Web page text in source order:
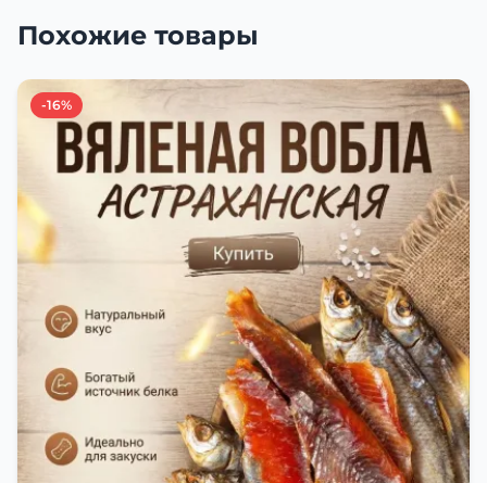
Похожие товары
-16%